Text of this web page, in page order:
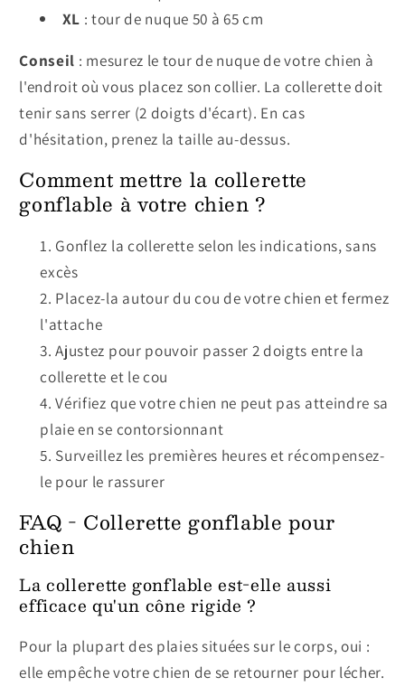
XL : tour de nuque 50 à 65 cm
Conseil : mesurez le tour de nuque de votre chien à
l'endroit où vous placez son collier. La collerette doit
tenir sans serrer (2 doigts d'écart). En cas
d'hésitation, prenez la taille au-dessus.
Comment mettre la collerette
gonflable à votre chien ?
Gonflez la collerette selon les indications, sans
excès
Placez-la autour du cou de votre chien et fermez
l'attache
Ajustez pour pouvoir passer 2 doigts entre la
collerette et le cou
Vérifiez que votre chien ne peut pas atteindre sa
plaie en se contorsionnant
Surveillez les premières heures et récompensez-
le pour le rassurer
FAQ - Collerette gonflable pour
chien
La collerette gonflable est-elle aussi
efficace qu'un cône rigide ?
Pour la plupart des plaies situées sur le corps, oui :
elle empêche votre chien de se retourner pour lécher.